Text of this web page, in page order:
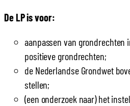
De LP is voor:
aanpassen van grondrechten
positieve grondrechten;
de Nederlandse Grondwet
stellen;
(een onderzoek naar) het